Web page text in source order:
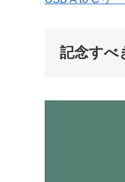
記念すべ